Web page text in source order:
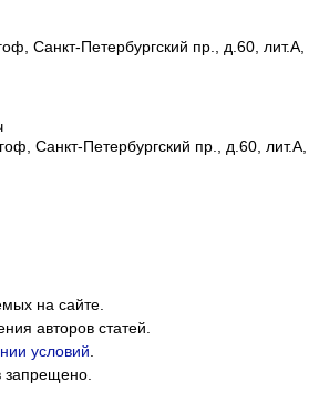
Санкт-Петербургский пр., д.60, лит.А,
Санкт-Петербургский пр., д.60, лит.А,
на сайте.
авторов статей.
условий
запрещено.